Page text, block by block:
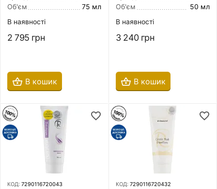
Об'єм
75 мл
В наявності
2 795 грн
В кошик
Об'єм
50 мл
В наявності
3 240 грн
В кошик
КОД: 7290116720043 КОД: 7290116720432